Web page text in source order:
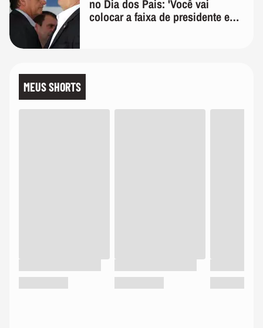
no Dia dos Pais: 'Você vai
colocar a faixa de presidente em
MEUS SHORTS